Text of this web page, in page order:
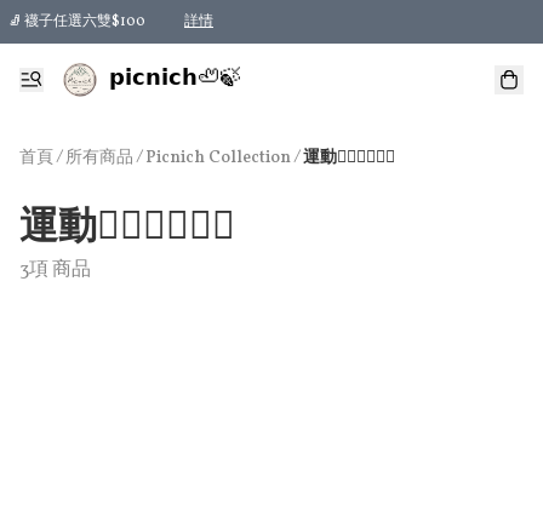
🧦 襪子任選六雙$100 詳情
𝗽𝗶𝗰𝗻𝗶𝗰𝗵🦥🍃
首頁/ 所有商品 / Picnich Collection/運動🏃🏻‍♀️🏋🏻‍♀️
運動🏃🏻‍♀️🏋🏻‍♀️
3項 商品